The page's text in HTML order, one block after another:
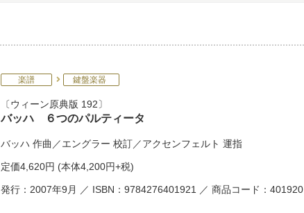
楽譜 鍵盤楽器
ウィーン原典版 192
バッハ ６つのパルティータ
バッハ 作曲／エングラー 校訂／アクセンフェルト 運指
定価4,620円 (本体4,200円+税)
発行：2007年9月 ／ ISBN：9784276401921 ／ 商品コード：401920